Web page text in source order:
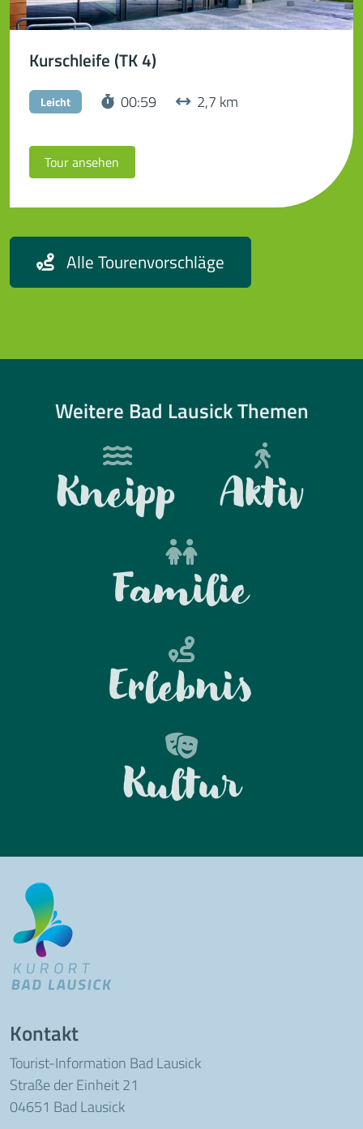
Kurschleife (TK 4)
Leicht Streckenzeit:
00:59 Distanz in Km:
2,7 km
Tour ansehen
Alle Tourenvorschläge
Weitere Bad Lausick Themen
Kneipp Aktiv
Familie
Erlebnis
Kultur
Kontakt
Tourist-Information Bad Lausick
Straße der Einheit 21
04651 Bad Lausick